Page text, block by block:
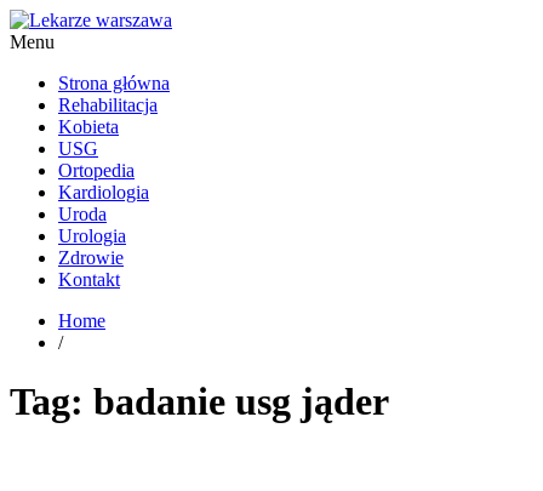
Menu
Strona główna
Rehabilitacja
Kobieta
USG
Ortopedia
Kardiologia
Uroda
Urologia
Zdrowie
Kontakt
Home
/
Tag: badanie usg jąder